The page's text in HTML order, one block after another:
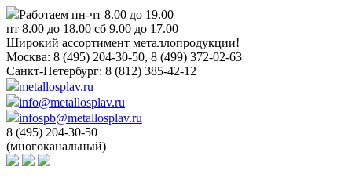
Работаем пн-чт 8.00 до 19.00
пт 8.00 до 18.00 сб 9.00 до 17.00
Широкий ассортимент металлопродукции!
Москва: 8 (495) 204-30-50, 8 (499) 372-02-63
Санкт-Петербург: 8 (812) 385-42-12
metallosplav.ru
info@metallosplav.ru
infospb@metallosplav.ru
8 (495) 204-30-50
(многоканальный)